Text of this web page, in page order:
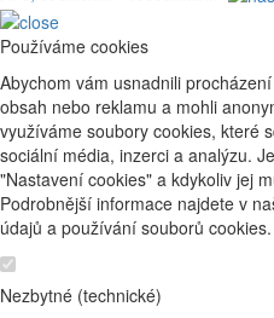
Používáme cookies
Abychom vám usnadnili
obsah nebo reklamu a mohli
využíváme soubory cookies, které
sociální média, inzerci a analýzu.
"Nastavení cookies" a kdykoliv jej
Podrobnější informace najdete v
údajů a používání souborů
Nezbytné (technické)